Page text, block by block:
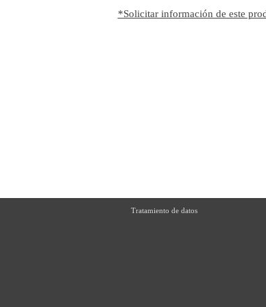
*Solicitar información de este
Tratamiento de datos